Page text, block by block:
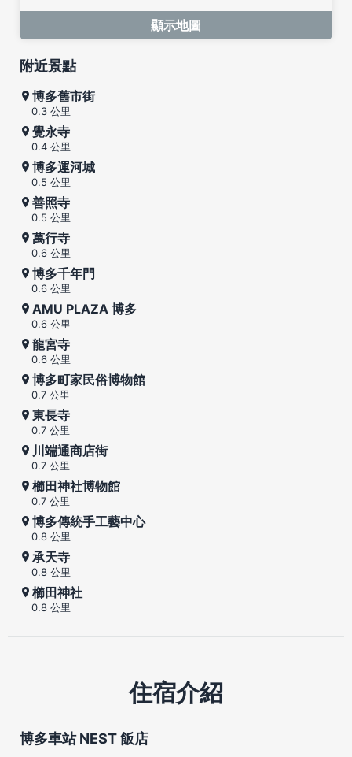
顯示地圖
附近景點
博多舊市街
0.3 公里
覺永寺
0.4 公里
博多運河城
0.5 公里
善照寺
0.5 公里
萬行寺
0.6 公里
博多千年門
0.6 公里
AMU PLAZA 博多
0.6 公里
龍宮寺
0.6 公里
博多町家民俗博物館
0.7 公里
東長寺
0.7 公里
川端通商店街
0.7 公里
櫛田神社博物館
0.7 公里
博多傳統手工藝中心
0.8 公里
承天寺
0.8 公里
櫛田神社
0.8 公里
住宿介紹
博多車站 NEST 飯店